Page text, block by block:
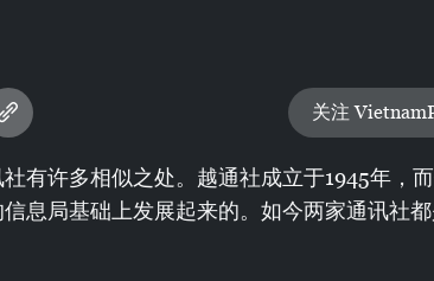
关注
有许多相似之处。越通社成立于1945年，
信息局基础上发展起来的。如今两家通讯社